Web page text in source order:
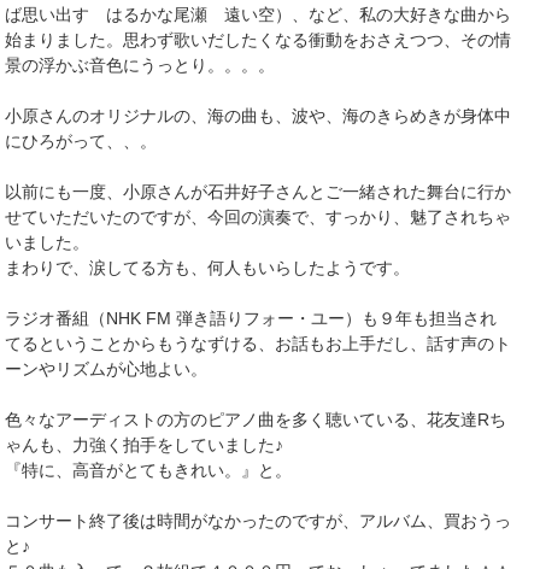
ば思い出す はるかな尾瀬 遠い空）、など、私の大好きな曲から
始まりました。思わず歌いだしたくなる衝動をおさえつつ、その情
景の浮かぶ音色にうっとり。。。。
小原さんのオリジナルの、海の曲も、波や、海のきらめきが身体中
にひろがって、、。
以前にも一度、小原さんが石井好子さんとご一緒された舞台に行か
せていただいたのですが、今回の演奏で、すっかり、魅了されちゃ
いました。
まわりで、涙してる方も、何人もいらしたようです。
ラジオ番組（NHK FM 弾き語りフォー・ユー）も９年も担当され
てるということからもうなずける、お話もお上手だし、話す声のト
ーンやリズムが心地よい。
色々なアーディストの方のピアノ曲を多く聴いている、花友達Rち
ゃんも、力強く拍手をしていました♪
『特に、高音がとてもきれい。』と。
コンサート終了後は時間がなかったのですが、アルバム、買おうっ
と♪